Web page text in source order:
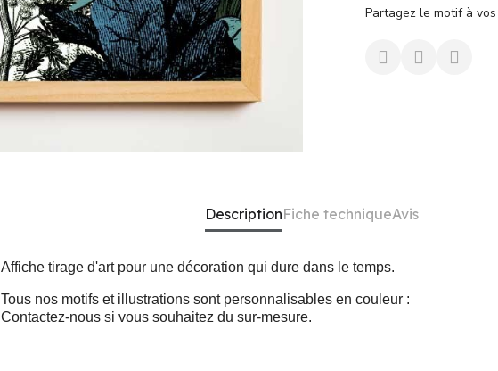
Partagez le motif à vos
DescriptionFiche techniqueAvis
Affiche tirage d'art pour une décoration qui dure dans le temps.
Tous nos motifs et illustrations sont personnalisables en couleur :
Contactez-nous si vous souhaitez du sur-mesure.